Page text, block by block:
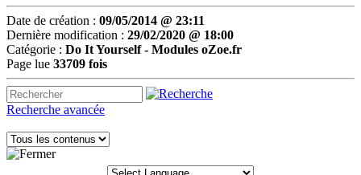
Date de création : 09/05/2014 @ 23:11
Dernière modification : 29/02/2020 @ 18:00
Catégorie : Do It Yourself - Modules oZoe.fr
Page lue 33709 fois
Recherche avancée